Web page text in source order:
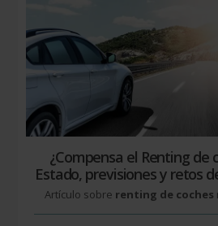
¿Compensa el Renting de
Estado, previsiones y retos
Artículo sobre renting de coches